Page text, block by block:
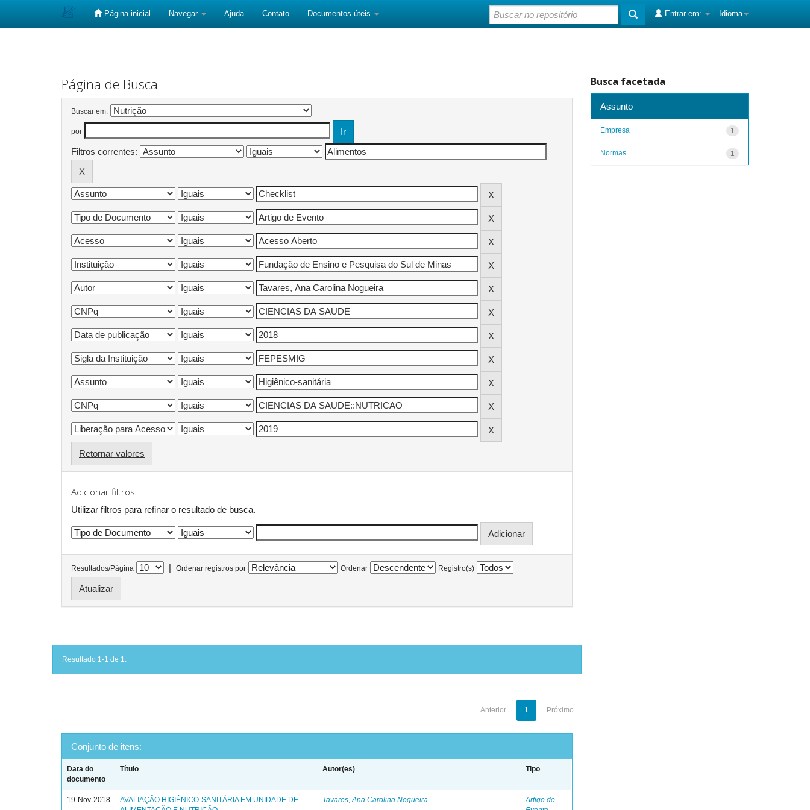
Página inicial Navegar Ajuda Contato Documentos úteis Idioma
Entrar em:
Página de Busca
Buscar em:
por
Filtros correntes:
Retornar valores
Adicionar filtros:
Utilizar filtros para refinar o resultado de busca.
Resultados/Página | Ordenar registros por Ordenar Registro(s)
Resultado 1-1 de 1.
Anterior 1 Próximo
Conjunto de itens:
Data do
documento
Título Autor(es) Tipo
19-Nov-2018
AVALIAÇÃO HIGIÊNICO-SANITÁRIA EM UNIDADE DE
Tavares, Ana Carolina Nogueira
Artigo de
Busca facetada
Assunto
1
Empresa
1
Normas